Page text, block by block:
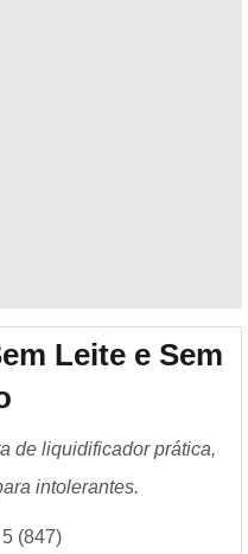
Leite e Sem
de liquidificador prática,
intolerantes.
5 (847)